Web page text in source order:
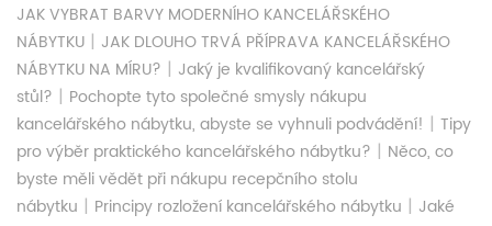
JAK VYBRAT BARVY MODERNÍHO KANCELÁŘSKÉHO
NÁBYTKU | JAK DLOUHO TRVÁ PŘÍPRAVA KANCELÁŘSKÉHO
NÁBYTKU NA MÍRU? | Jaký je kvalifikovaný kancelářský
stůl? | Pochopte tyto společné smysly nákupu
kancelářského nábytku, abyste se vyhnuli podvádění! | Tipy
pro výběr praktického kancelářského nábytku? | Něco, co
byste měli vědět při nákupu recepčního stolu
nábytku | Principy rozložení kancelářského nábytku | Jaké